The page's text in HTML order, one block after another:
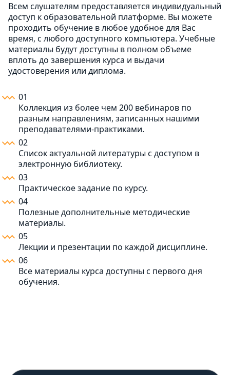
Всем слушателям предоставляется индивидуальный
доступ к образовательной платформе. Вы можете
проходить обучение в любое удобное для Вас
время, с любого доступного компьютера. Учебные
материалы будут доступны в полном объеме
вплоть до завершения курса и выдачи
удостоверения или диплома.
01
Коллекция из более чем 200 вебинаров по
разным направлениям, записанных нашими
преподавателями-практиками.
02
Список актуальной литературы с доступом в
электронную библиотеку.
03
Практическое задание по курсу.
04
Полезные дополнительные методические
материалы.
05
Лекции и презентации по каждой дисциплине.
06
Все материалы курса доступны с первого дня
обучения.